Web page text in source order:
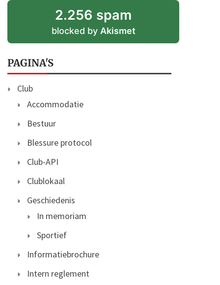
2.256 spam
blocked by Akismet
PAGINA'S
Club
Accommodatie
Bestuur
Blessure protocol
Club-API
Clublokaal
Geschiedenis
In memoriam
Sportief
Informatiebrochure
Intern reglement